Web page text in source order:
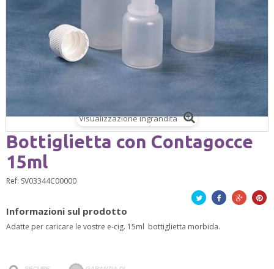
Visualizzazione ingrandita
Bottiglietta con Contagocce
15ml
Ref: SV03344C00000
Twitta FacebookGoogle+
Informazioni sul prodotto
Adatte per caricare le vostre e-cig. 15ml bottiglietta morbida.